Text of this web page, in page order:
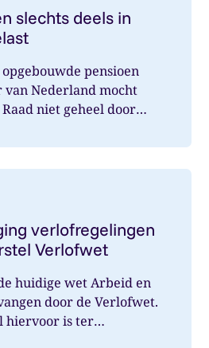
slechts deels in
pensioen
van Nederland mocht
niet geheel door
verlofregelingen
Verlofwet
huidige wet Arbeid en
door de Verlofwet.
hiervoor is ter